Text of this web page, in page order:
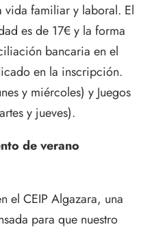
familiar y laboral. El
es de 17€ y la forma
bancaria en el
en la inscripción.
y miércoles) y Juegos
y jueves).
de verano
el CEIP Algazara, una
para que nuestro